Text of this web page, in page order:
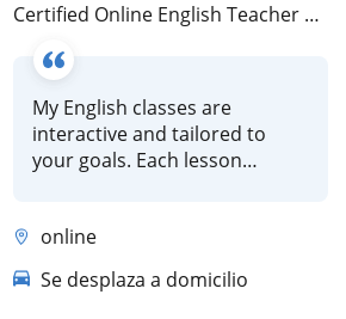
Certified Online English Teacher | Conversation and fluency development
My English classes are
interactive and tailored to
your goals. Each lesson
online
Se desplaza a domicilio